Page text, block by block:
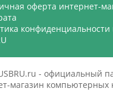
оферта интернет-
конфиденциальности
- официальный
магазин компьютерных